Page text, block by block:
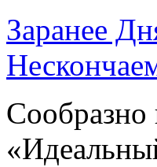
Заранее
Сообразно